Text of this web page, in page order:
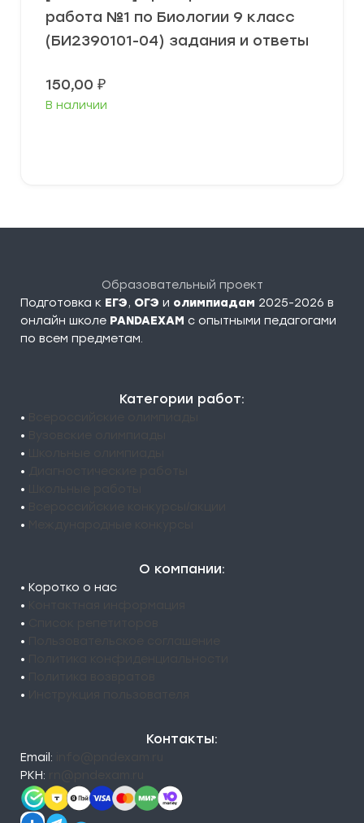
работа №1 по Биологии 9 класс
(БИ2390101-04) задания и ответы
150,00 ₽
В наличии
Образовательный проект
Подготовка к ЕГЭ, ОГЭ и олимпиадам 2025-2026 в
онлайн школе PANDAEXAM c опытными педагогами
по всем предметам.
Категории работ:
•
•
•
•
•
•
•
О компании:
• Коротко о нас
•
•
•
•
•
•
Контакты:
Email:
РКН: